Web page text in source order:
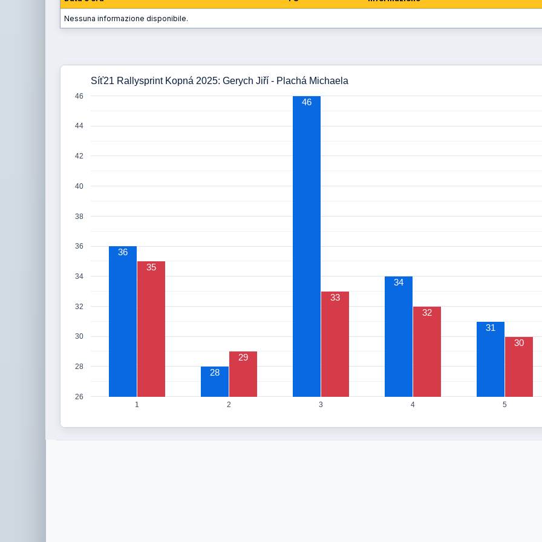
Nessuna informazione disponibile.
Síť21 Rallysprint Kopná 2025: Gerych Jiří - Plachá Michaela
1 2 3 4 5
26
28
30
32
34
36
38
40
42
44
46
36
28
46
34
31
35
29
33
32
30